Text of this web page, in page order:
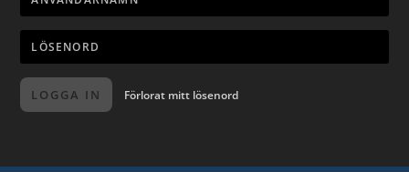
LOGGA IN Förlorat mitt lösenord